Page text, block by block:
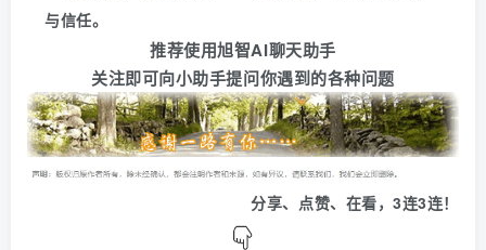
与信任。
推荐使用旭智AI聊天助手
关注即可向小助手提问你遇到的各种问题
分享、点赞、在看，3连3连！